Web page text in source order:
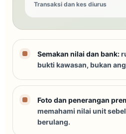
Transaksi dan kes diurus
Semakan nilai dan bank:
bukti kawasan, bukan
Foto dan penerangan
memahami nilai unit
berulang.